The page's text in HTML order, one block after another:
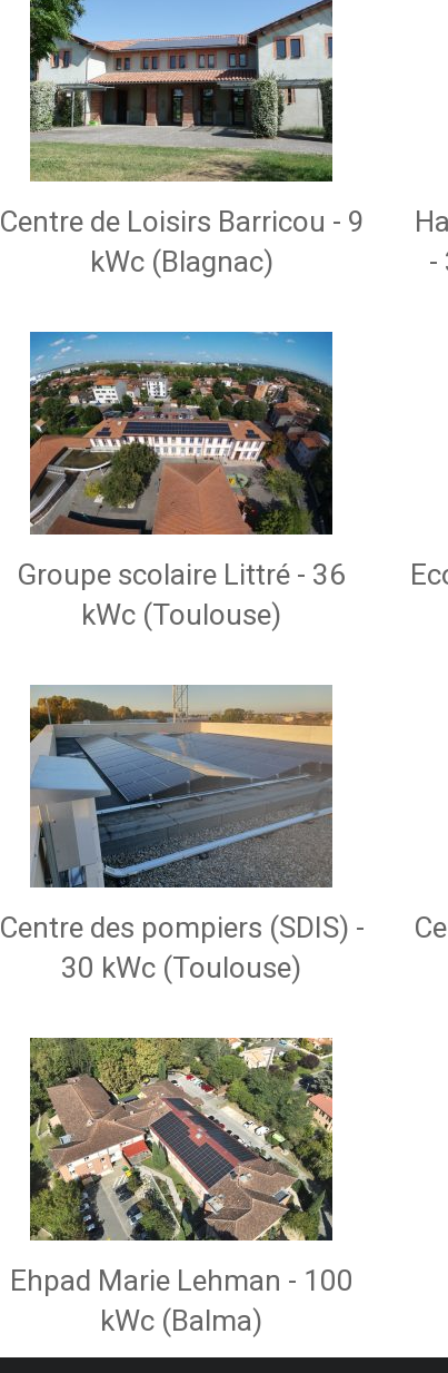
Centre de Loisirs Barricou - 9
kWc (Blagnac)
Groupe scolaire Littré - 36
kWc (Toulouse)
Centre des pompiers (SDIS) -
30 kWc (Toulouse)
Ehpad Marie Lehman - 100
kWc (Balma)
-